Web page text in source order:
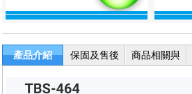
產品介紹
保固及售後
商品相關與